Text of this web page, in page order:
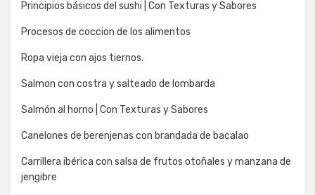
Principios básicos del sushi | Con Texturas y Sabores
Procesos de coccion de los alimentos
Ropa vieja con ajos tiernos.
Salmon con costra y salteado de lombarda
Salmón al horno | Con Texturas y Sabores
Canelones de berenjenas con brandada de bacalao
Carrillera ibérica con salsa de frutos otoñales y manzana de
jengibre